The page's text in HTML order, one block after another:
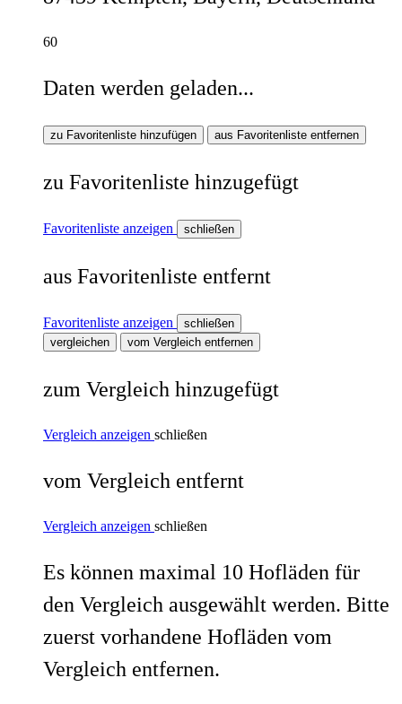
60
Daten werden geladen...
zu Favoritenliste hinzufügen aus Favoritenliste entfernen
zu Favoritenliste hinzugefügt
Favoritenliste anzeigen schließen
aus Favoritenliste entfernt
Favoritenliste anzeigen
schließen
vergleichen
vom Vergleich entfernen
zum Vergleich hinzugefügt
Vergleich anzeigen schließen
vom Vergleich entfernt
Vergleich anzeigen schließen
Es können maximal 10 Hofläden für
den Vergleich ausgewählt werden. Bitte
zuerst vorhandene Hofläden vom
Vergleich entfernen.